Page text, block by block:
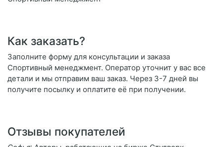
Как заказать?
Заполните форму для консультации и заказа
Спортивный менеджмент. Оператор уточнит у вас все
детали и мы отправим ваш заказ. Через 3-7 дней вы
получите посылку и оплатите её при получении.
Отзывы покупателей